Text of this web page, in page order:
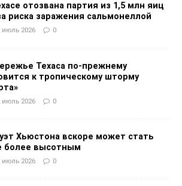
отозвана партия из 1,5 млн яиц
риска заражения сальмонеллой
июль 2026 0
Техаса по-прежнему
к тропическому шторму
июль 2026 0
Хьюстона вскоре может стать
более высотным
июль 2026 0